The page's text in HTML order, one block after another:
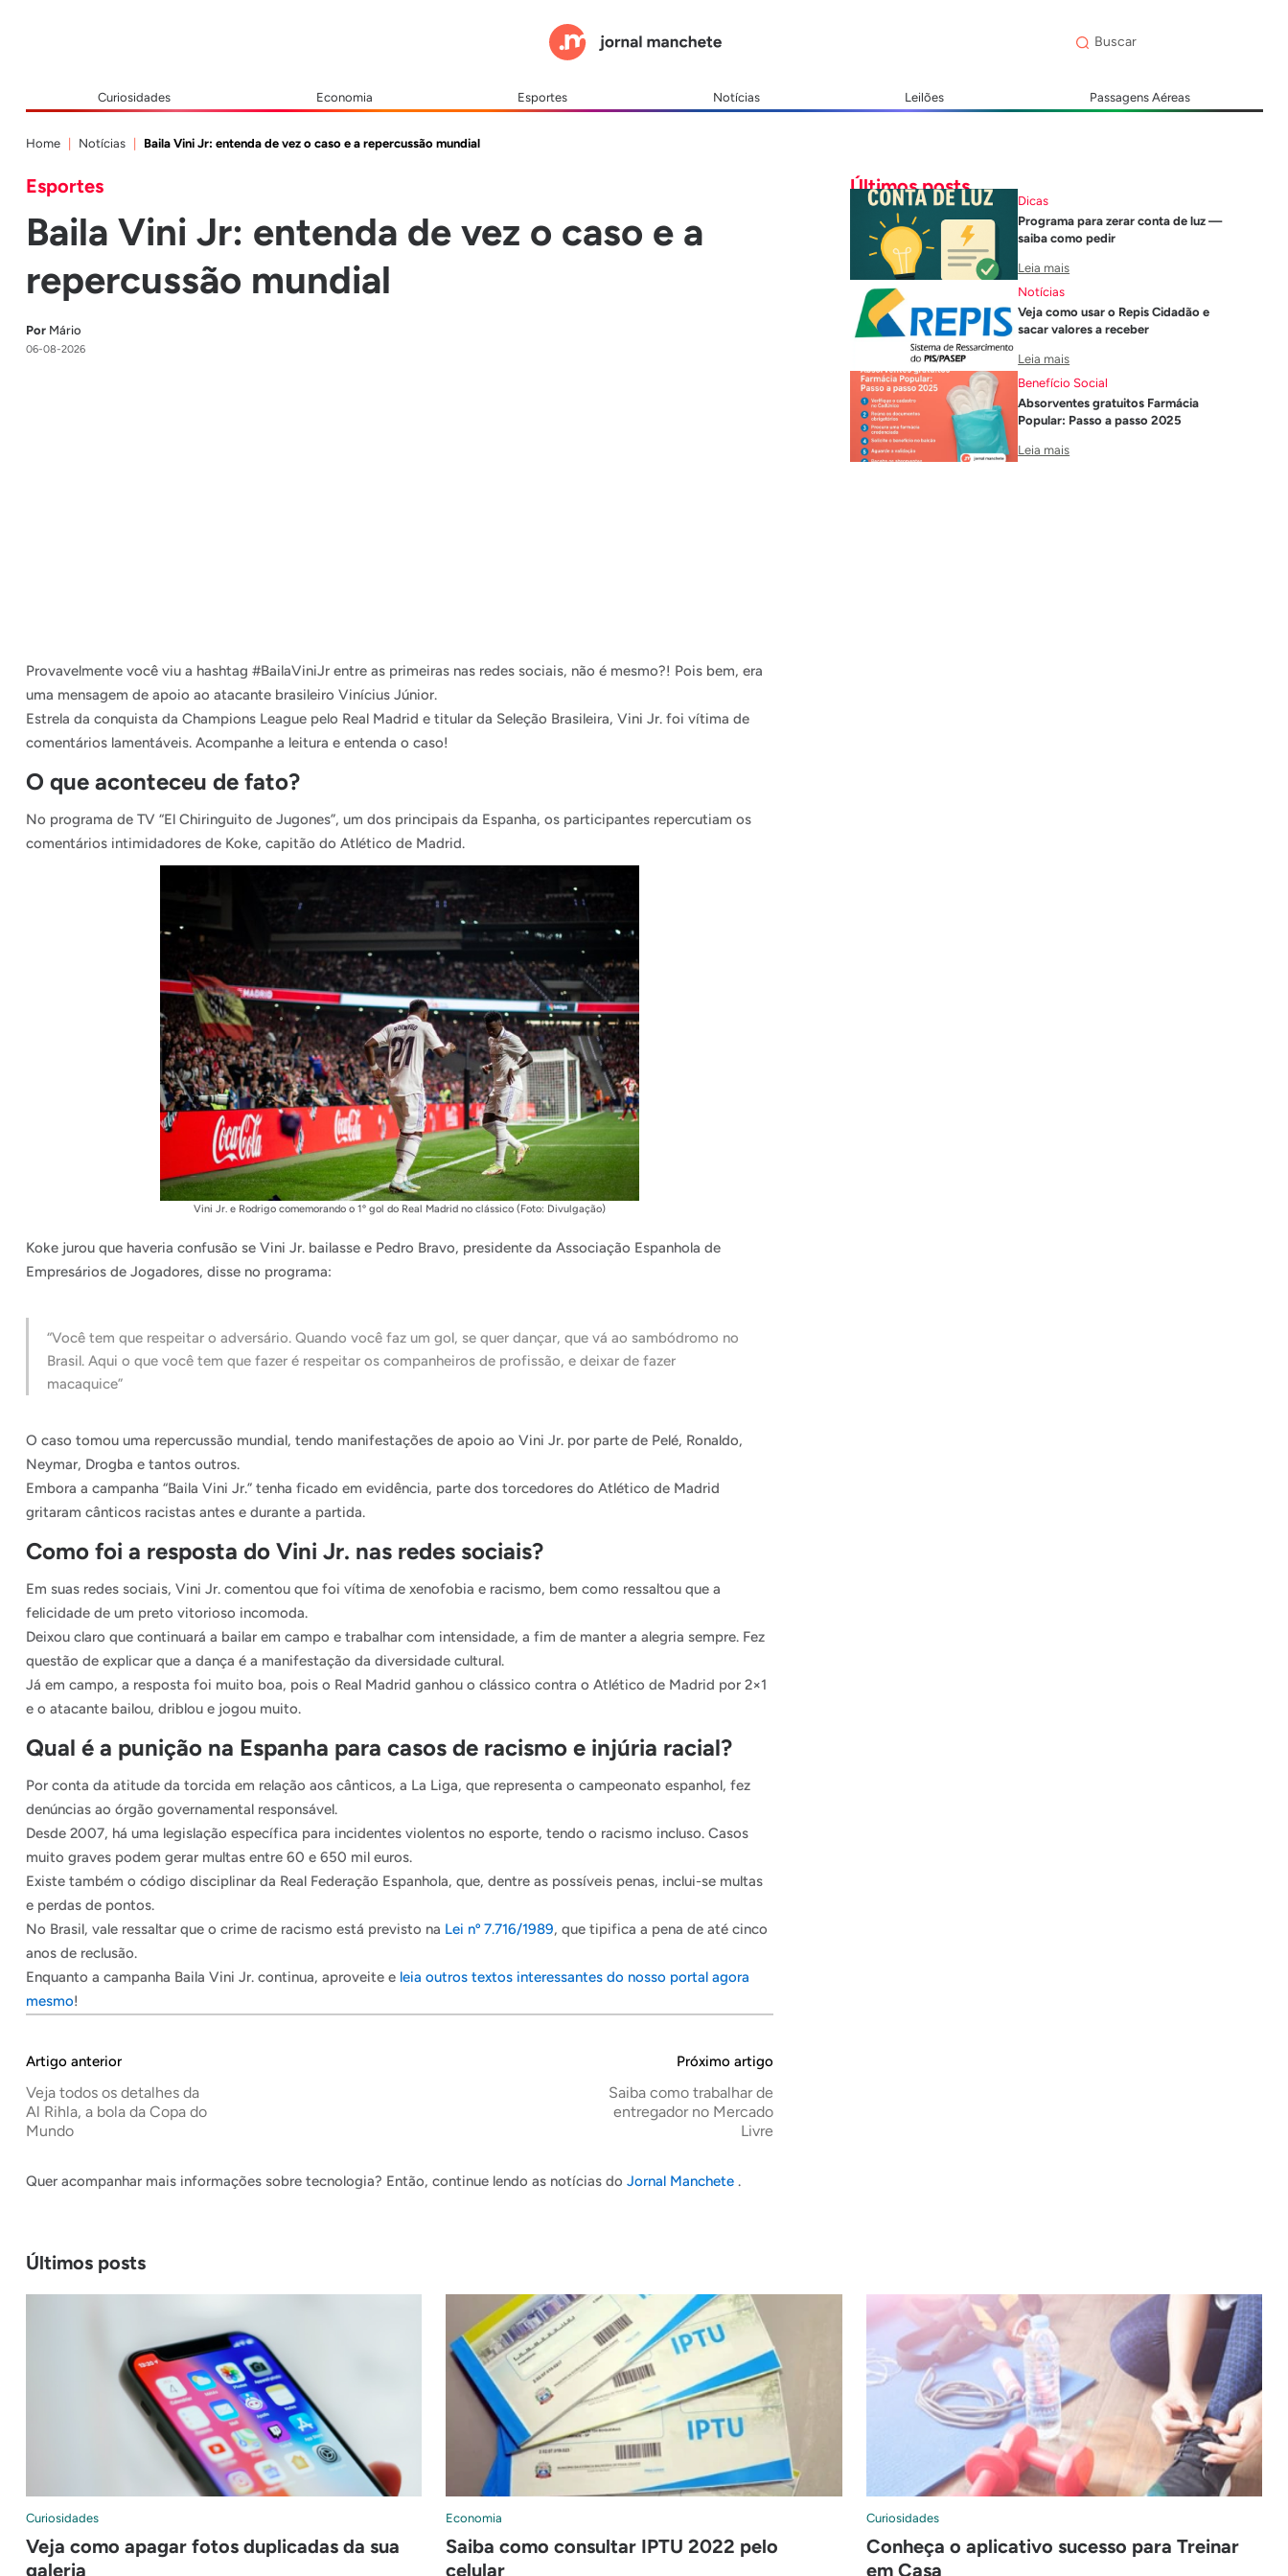
Curiosidades Economia Esportes Notícias Leilões Passagens Aéreas
Home Notícias Baila Vini Jr: entenda de vez o caso e a repercussão mundial
Esportes
Baila Vini Jr: entenda de vez o caso e a
repercussão mundial
PorMário
06-08-2026
Provavelmente você viu a hashtag #BailaViniJr entre as primeiras nas redes sociais, não é mesmo?! Pois bem, era
uma mensagem de apoio ao atacante brasileiro Vinícius Júnior.
Estrela da conquista da Champions League pelo Real Madrid e titular da Seleção Brasileira, Vini Jr. foi vítima de
comentários lamentáveis. Acompanhe a leitura e entenda o caso!
O que aconteceu de fato?
No programa de TV “El Chiringuito de Jugones”, um dos principais da Espanha, os participantes repercutiam os
comentários intimidadores de Koke, capitão do Atlético de Madrid.
Vini Jr. e Rodrigo comemorando o 1º gol do Real Madrid no clássico (Foto: Divulgação)
Koke jurou que haveria confusão se Vini Jr. bailasse e Pedro Bravo, presidente da Associação Espanhola de
Empresários de Jogadores, disse no programa:
“Você tem que respeitar o adversário. Quando você faz um gol, se quer dançar, que vá ao sambódromo no
Brasil. Aqui o que você tem que fazer é respeitar os companheiros de profissão, e deixar de fazer
macaquice”
O caso tomou uma repercussão mundial, tendo manifestações de apoio ao Vini Jr. por parte de Pelé, Ronaldo,
Neymar, Drogba e tantos outros.
Embora a campanha “Baila Vini Jr.” tenha ficado em evidência, parte dos torcedores do Atlético de Madrid
gritaram cânticos racistas antes e durante a partida.
Como foi a resposta do Vini Jr. nas redes sociais?
Em suas redes sociais, Vini Jr. comentou que foi vítima de xenofobia e racismo, bem como ressaltou que a
felicidade de um preto vitorioso incomoda.
Deixou claro que continuará a bailar em campo e trabalhar com intensidade, a fim de manter a alegria sempre. Fez
questão de explicar que a dança é a manifestação da diversidade cultural.
Já em campo, a resposta foi muito boa, pois o Real Madrid ganhou o clássico contra o Atlético de Madrid por 2×1
e o atacante bailou, driblou e jogou muito.
Qual é a punição na Espanha para casos de racismo e injúria racial?
Por conta da atitude da torcida em relação aos cânticos, a La Liga, que representa o campeonato espanhol, fez
denúncias ao órgão governamental responsável.
Desde 2007, há uma legislação específica para incidentes violentos no esporte, tendo o racismo incluso. Casos
muito graves podem gerar multas entre 60 e 650 mil euros.
Existe também o código disciplinar da Real Federação Espanhola, que, dentre as possíveis penas, inclui-se multas
e perdas de pontos.
No Brasil, vale ressaltar que o crime de racismo está previsto na Lei nº 7.716/1989, que tipifica a pena de até cinco
anos de reclusão.
Enquanto a campanha Baila Vini Jr. continua, aproveite e leia outros textos interessantes do nosso portal agora
mesmo!
Artigo anterior
Veja todos os detalhes da
Al Rihla, a bola da Copa do
Mundo
Próximo artigo
Saiba como trabalhar de
entregador no Mercado
Livre
Quer acompanhar mais informações sobre tecnologia? Então, continue lendo as notícias do Jornal Manchete .
Últimos posts
Dicas
Programa para zerar conta de luz —
saiba como pedir
Leia mais
Notícias
Veja como usar o Repis Cidadão e
sacar valores a receber
Leia mais
Benefício Social
Absorventes gratuitos Farmácia
Popular: Passo a passo 2025
Leia mais
Últimos posts
Curiosidades
Veja como apagar fotos duplicadas da sua
galeria
Economia
Saiba como consultar IPTU 2022 pelo
celular
Curiosidades
Conheça o aplicativo sucesso para Treinar
em Casa